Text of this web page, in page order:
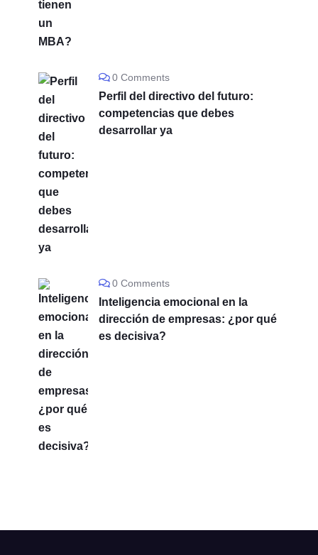
0 Comments
Perfil del directivo del futuro:
competencias que debes
desarrollar ya
0 Comments
Inteligencia emocional en la
dirección de empresas: ¿por qué
es decisiva?